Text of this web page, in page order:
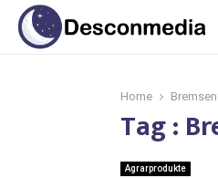
Home
Tag :
Agrarprodukte